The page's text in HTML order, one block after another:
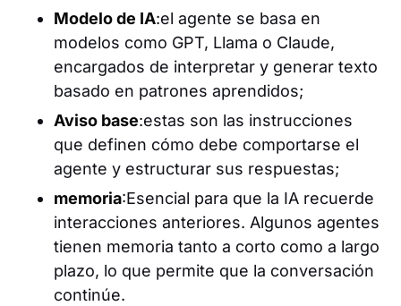
Modelo de IA:el agente se basa en
modelos como GPT, Llama o Claude,
encargados de interpretar y generar texto
basado en patrones aprendidos;
Aviso base:estas son las instrucciones
que definen cómo debe comportarse el
agente y estructurar sus respuestas;
memoria:Esencial para que la IA recuerde
interacciones anteriores. Algunos agentes
tienen memoria tanto a corto como a largo
plazo, lo que permite que la conversación
continúe.